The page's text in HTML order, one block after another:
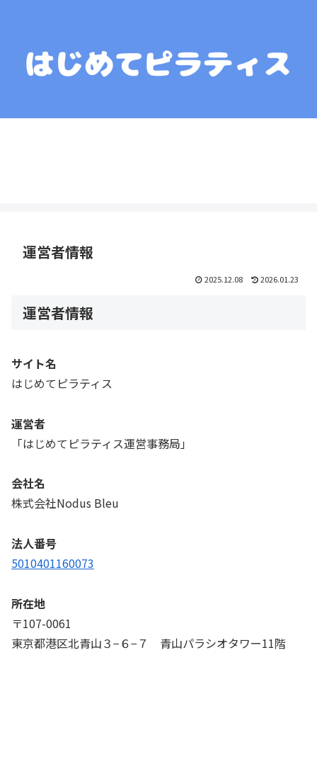
運営者情報
2025.12.08 2026.01.23
運営者情報
サイト名
はじめてピラティス
運営者
「はじめてピラティス運営事務局」
会社名
株式会社Nodus Bleu
法人番号
5010401160073
所在地
〒107-0061
東京都港区北青山３−６−７ 青山パラシオタワー11階